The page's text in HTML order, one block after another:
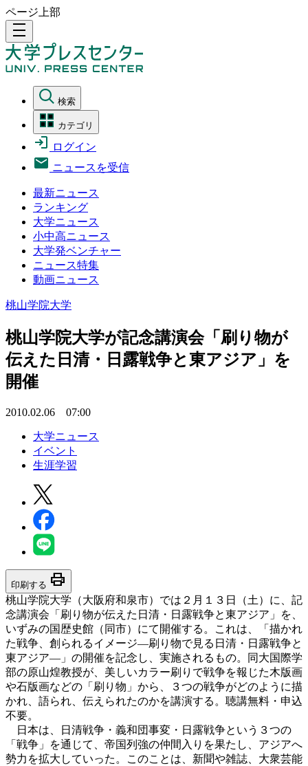
ページ上部
density_medium
検索
カテゴリ
ログイン
ニュースを受信
最新ニュース
ランキング
大学ニュース
小中高ニュース
大学発ベンチャー
ニュース特集
動画ニュース
桃山学院大学
桃山学院大学が記念講演会「刷り物が
伝えた日清・日露戦争と東アジア」を
開催
2010.02.06 07:00
大学ニュース
イベント
生涯学習
印刷する print
桃山学院大学（大阪府和泉市）では２月１３日（土）に、記
念講演会「刷り物が伝えた日清・日露戦争と東アジア」を、
いずみの国歴史館（同市）にて開催する。これは、「描かれ
た戦争、創られるイメージ―刷り物で見る日清・日露戦争と
東アジア―」の開催を記念し、実施されるもの。同大国際学
部の原山煌教授が、美しいカラー刷りで戦争を報じた木版画
や石版画などの「刷り物」から、３つの戦争がどのように描
かれ、語られ、伝えられたのかを講演する。聴講無料・申込
不要。
日本は、日清戦争・義和団事変・日露戦争という３つの
「戦争」を通じて、帝国列強の仲間入りを果たし、アジアへ
勢力を拡大していった。このことは、新聞や雑誌、大衆芸能